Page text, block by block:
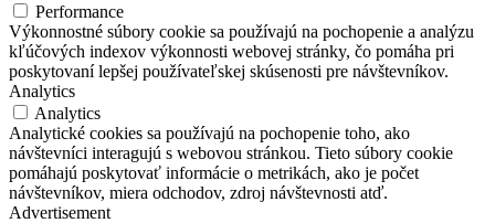
Performance
Výkonnostné súbory cookie sa používajú na pochopenie a analýzu
kľúčových indexov výkonnosti webovej stránky, čo pomáha pri
poskytovaní lepšej používateľskej skúsenosti pre návštevníkov.
Analytics
Analytics
Analytické cookies sa používajú na pochopenie toho, ako
návštevníci interagujú s webovou stránkou. Tieto súbory cookie
pomáhajú poskytovať informácie o metrikách, ako je počet
návštevníkov, miera odchodov, zdroj návštevnosti atď.
Advertisement